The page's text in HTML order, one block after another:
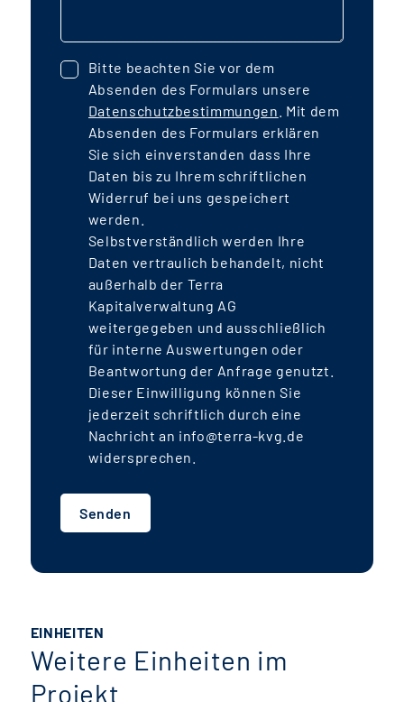
Bitte beachten Sie vor dem
Absenden des Formulars unsere
Datenschutzbestimmungen . Mit dem
Absenden des Formulars erklären
Sie sich einverstanden dass Ihre
Daten bis zu Ihrem schriftlichen
Widerruf bei uns gespeichert
werden.
Selbstverständlich werden Ihre
Daten vertraulich behandelt, nicht
außerhalb der Terra
Kapitalverwaltung AG
weitergegeben und ausschließlich
für interne Auswertungen oder
Beantwortung der Anfrage genutzt.
Dieser Einwilligung können Sie
jederzeit schriftlich durch eine
Nachricht an info@terra-kvg.de
widersprechen.
Senden
EINHEITEN
Weitere Einheiten im
Projekt